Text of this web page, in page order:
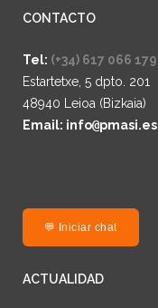
CONTACTO
Tel: (+34) 617 066 179
Estartetxe, 5 dpto. 201
48940 Leioa (Bizkaia)
Email: info@pmasi.es
💬 Iniciar chat
ACTUALIDAD